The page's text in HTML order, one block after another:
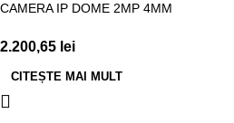
CAMERA IP DOME 2MP 4MM
2.200,65 lei
CITEȘTE MAI MULT